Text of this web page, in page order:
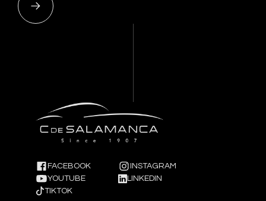
FACEBOOK
INSTAGRAM
YOUTUBE
LINKEDIN
TIKTOK